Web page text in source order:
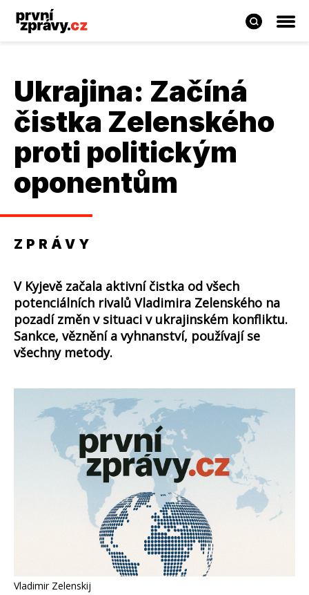
Ukrajina: Začíná
čistka Zelenského
proti politickým
oponentům
ZPRÁVY
V Kyjevě začala aktivní čistka od všech
potenciálních rivalů Vladimira Zelenského na
pozadí změn v situaci v ukrajinském konfliktu.
Sankce, věznění a vyhnanství, používají se
všechny metody.
Vladimir Zelenskij